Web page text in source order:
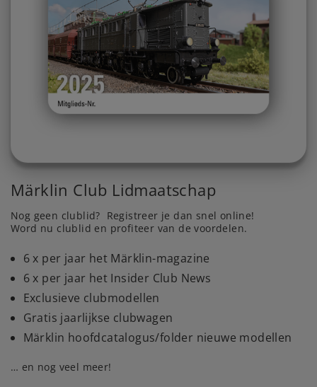
Märklin Club Lidmaatschap
Nog geen clublid? Registreer je dan snel online!
Word nu clublid en profiteer van de voordelen.
6 x per jaar het Märklin-magazine
6 x per jaar het Insider Club News
Exclusieve clubmodellen
Gratis jaarlijkse clubwagen
Märklin hoofdcatalogus/folder nieuwe modellen
… en nog veel meer!